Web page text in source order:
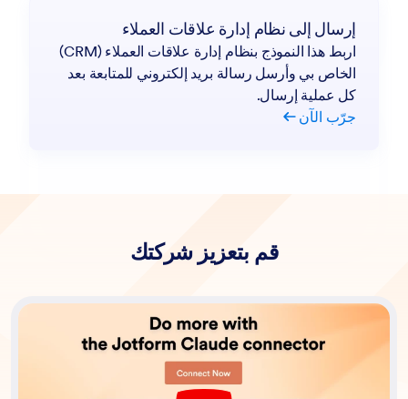
إرسال إلى نظام إدارة علاقات العملاء
اربط هذا النموذج بنظام إدارة علاقات العملاء (CRM)
الخاص بي وأرسل رسالة بريد إلكتروني للمتابعة بعد
كل عملية إرسال.
جرّب الآن
قم بتعزيز شركتك